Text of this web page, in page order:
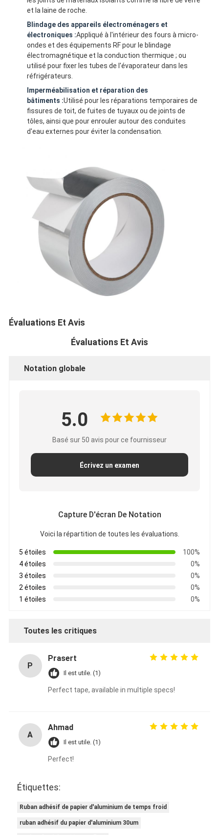
Visite d'usine
Contrôle de qualité
Contactez-nous
Bande adhésive d'isolation
Bande d'isolation de tissu en verre
Ruban adhésif de film de Polyimide
Ruban adhésif de papier d'aluminium
Bande de tissu en verre de papier d'aluminium
L'aluminium a fait face au papier d'emballage
Tissu de fibre de verre de papier d'aluminium
Bande de canevas d'aluminium
et la laine de roche.
Blindage des appareils électroménagers et
électroniques :Appliqué à l'intérieur des fours à micro-
ondes et des équipements RF pour le blindage
électromagnétique et la conduction thermique ; ou
utilisé pour fixer les tubes de l'évaporateur dans les
réfrigérateurs.
Imperméabilisation et réparation des
bâtiments :Utilisé pour les réparations temporaires de
fissures de toit, de fuites de tuyaux ou de joints de
tôles, ainsi que pour enrouler autour des conduites
d'eau externes pour éviter la condensation.
Évaluations Et Avis
Évaluations Et Avis
Notation globale
5.0
Basé sur 50 avis pour ce fournisseur
Écrivez un examen
Capture D'écran De Notation
Voici la répartition de toutes les évaluations.
5 étoiles
100%
4 étoiles
0%
3 étoiles
0%
2 étoiles
0%
1 étoiles
0%
Toutes les critiques
P
Prasert
Il est utile. (1)
Perfect tape, available in multiple specs!
A
Ahmad
Il est utile. (1)
Perfect!
Étiquettes:
Ruban adhésif de papier d'aluminium de temps froid
ruban adhésif du papier d'aluminium 30um